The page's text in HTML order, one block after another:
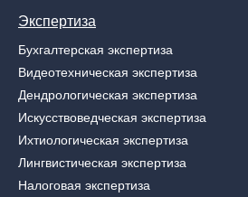
Экспертиза
Бухгалтерская экспертиза
Видеотехническая экспертиза
Дендрологическая экспертиза
Искусствоведческая экспертиза
Ихтиологическая экспертиза
Лингвистическая экспертиза
Налоговая экспертиза